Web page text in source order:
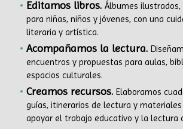
Editamos libros.Álbumes
para niñas, niños y jóvenes, con una
literaria y artística.
Acompañamos la lectura.
encuentros y propuestas para aulas,
espacios culturales.
Creamos recursos.Elaboramos
guías, itinerarios de lectura y
apoyar el trabajo educativo y la lectura